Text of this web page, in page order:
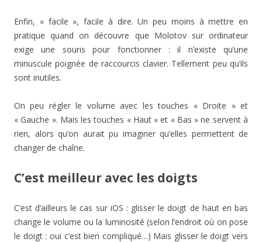
Enfin, « facile », facile à dire. Un peu moins à mettre en
pratique quand on découvre que Molotov sur ordinateur
exige une souris pour fonctionner : il n’existe qu’une
minuscule poignée de raccourcis clavier. Tellement peu qu’ils
sont inutiles.
On peu régler le volume avec les touches « Droite » et
« Gauche ». Mais les touches « Haut » et « Bas » ne servent à
rien, alors qu’on aurait pu imaginer qu’elles permettent de
changer de chaîne.
C’est meilleur avec les doigts
C’est d’ailleurs le cas sur iOS : glisser le doigt de haut en bas
change le volume ou la luminosité (selon l’endroit où on pose
le doigt : oui c’est bien compliqué…) Mais glisser le doigt vers